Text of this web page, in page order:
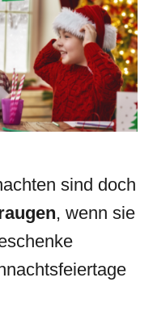
sind doch
, wenn sie